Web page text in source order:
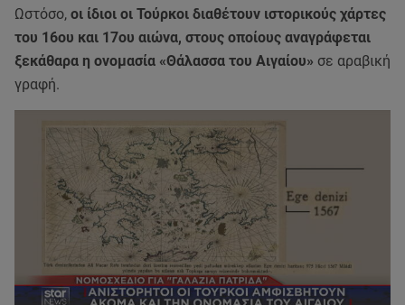
Ωστόσο, οι ίδιοι οι Τούρκοι διαθέτουν ιστορικούς χάρτες
του 16ου και 17ου αιώνα, στους οποίους αναγράφεται
ξεκάθαρα η ονομασία «Θάλασσα του Αιγαίου» σε αραβική
γραφή.